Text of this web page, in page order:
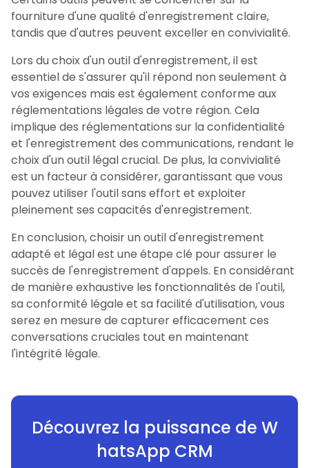
fourniture d'une qualité d'enregistrement claire,
tandis que d'autres peuvent exceller en convivialité.
Lors du choix d'un outil d'enregistrement, il est
essentiel de s'assurer qu'il répond non seulement à
vos exigences mais est également conforme aux
réglementations légales de votre région. Cela
implique des réglementations sur la confidentialité
et l'enregistrement des communications, rendant le
choix d'un outil légal crucial. De plus, la convivialité
est un facteur à considérer, garantissant que vous
pouvez utiliser l'outil sans effort et exploiter
pleinement ses capacités d'enregistrement.
En conclusion, choisir un outil d'enregistrement
adapté et légal est une étape clé pour assurer le
succès de l'enregistrement d'appels. En considérant
de manière exhaustive les fonctionnalités de l'outil,
sa conformité légale et sa facilité d'utilisation, vous
serez en mesure de capturer efficacement ces
conversations cruciales tout en maintenant
l'intégrité légale.
Découvrez la puissance de W
hatsApp CRM